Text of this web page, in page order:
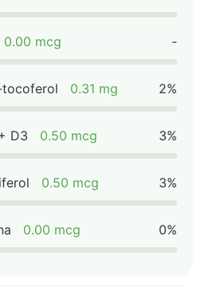
0.00 mcg -
tocoferol 0.31 mg 2%
D3 0.50 mcg 3%
0.50 mcg 3%
0.00 mcg 0%